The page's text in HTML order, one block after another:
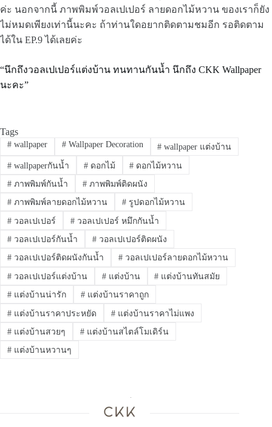
ค่ะ นอกจากนี้ ภาพพิมพ์วอลเปเปอร์ ลายดอกไม้หวาน ของเราก็ยัง
ไม่หมดเพียงเท่านี้นะคะ ถ้าท่านใดอยากติดตามชมอีก รอติดตาม
ได้ใน EP.9 ได้เลยค่ะ
“นึกถึงวอลเปเปอร์แต่งบ้าน ทนทานกันน้ำ นึกถึง CKK Wallpaper
นะคะ”
Tags
#wallpaper #Wallpaper Decoration # wallpaper แต่งบ้าน
#wallpaperกันน้ำ #ดอกไม้ # ดอกไม้หวาน
#ภาพพิมพ์กันน้ำ #ภาพพิมพ์ติดผนัง
#ภาพพิมพ์ลายดอกไม้หวาน #รูปดอกไม้หวาน
#วอลเปเปอร์ #วอลเปเปอร์ หมึกกันน้ำ
#วอลเปเปอร์กันน้ำ #วอลเปเปอร์ติดผนัง
#วอลเปเปอร์ติดผนังกันน้ำ #วอลเปเปอร์ลายดอกไม้หวาน
#วอลเปเปอร์แต่งบ้าน #แต่งบ้าน # แต่งบ้านทันสมัย
#แต่งบ้านน่ารัก #แต่งบ้านราคาถูก
#แต่งบ้านราคาประหยัด #แต่งบ้านราคาไม่แพง
#แต่งบ้านสวยๆ #แต่งบ้านสไตล์โมเดิร์น
#แต่งบ้านหวานๆ